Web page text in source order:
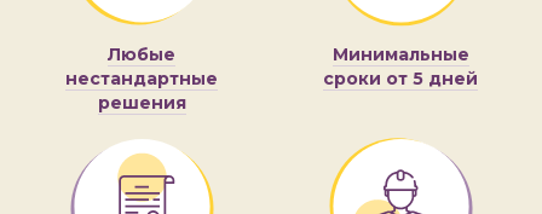
Любые
нестандартные
решения
Минимальные
сроки от 5 дней